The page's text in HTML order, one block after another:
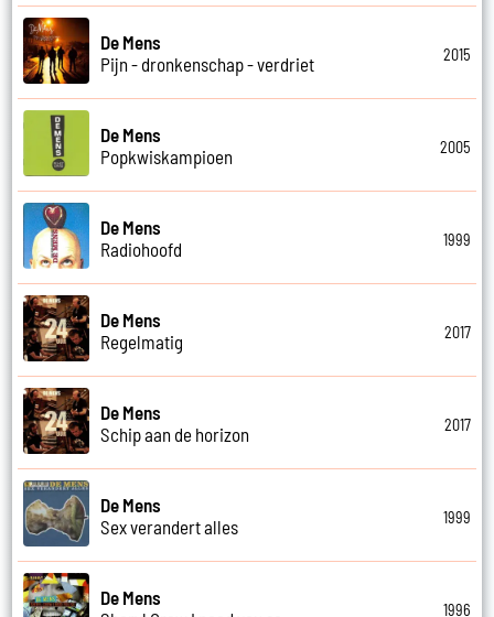
De Mens
Pijn - dronkenschap - verdriet
2015
De Mens
Popkwiskampioen
2005
De Mens
Radiohoofd
1999
De Mens
Regelmatig
2017
De Mens
Schip aan de horizon
2017
De Mens
Sex verandert alles
1999
De Mens
1996